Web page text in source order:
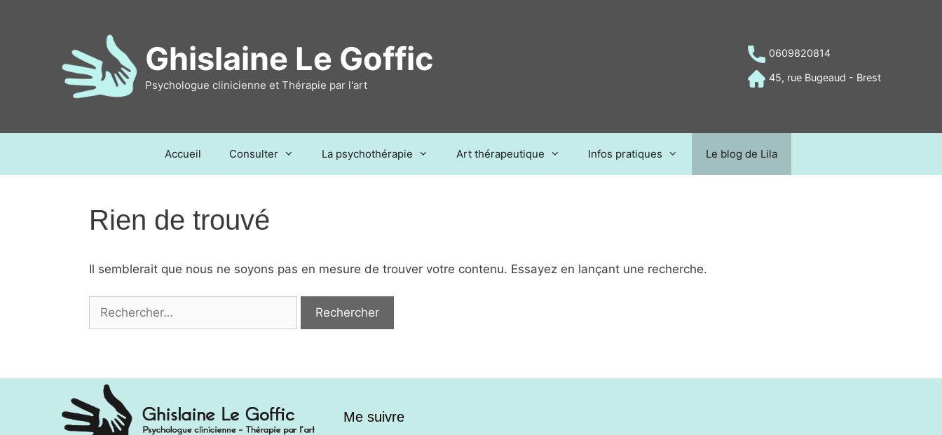
0609820814
45, rue Bugeaud - Brest
Ghislaine Le Goffic
Psychologue clinicienne et Thérapie par l'art
Accueil Consulter La psychothérapie Art thérapeutique Infos pratiques Le blog de Lila
Rien de trouvé
Il semblerait que nous ne soyons pas en mesure de trouver votre contenu. Essayez en lançant une recherche.
Me suivre